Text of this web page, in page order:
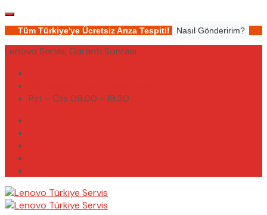
Tüm Türkiye'ye Ücretsiz Arıza Tespiti! Nasıl Gönderirim?
Lenovo Servis, Garanti Sonrası
Pzt - Cts 09.00 - 19.30